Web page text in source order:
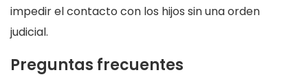
impedir el contacto con los hijos sin una orden
judicial.
Preguntas frecuentes